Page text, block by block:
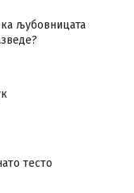
љубовницата
тесто